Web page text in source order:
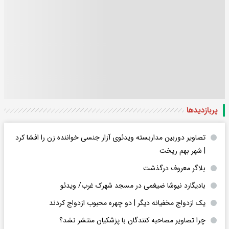
پربازدید‌ها
تصاویر دوربین مداربسته ویدئوی آزار جنسی خواننده زن را افشا کرد
| شهر بهم ریخت
بلاگر معروف درگذشت
بادیگارد نیوشا ضیغمی در مسجد شهرک غرب/ ویدئو
یک ازدواج مخفیانه دیگر | دو چهره محبوب ازدواج کردند
چرا تصاویر مصاحبه کنندگان با پزشکیان منتشر نشد؟